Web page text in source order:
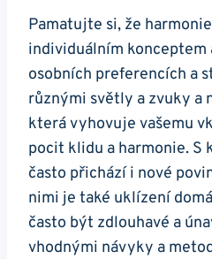
Pamatujte si, že
individuálním konceptem
osobních preferencích a
různými světly a zvuky a
která vyhovuje vašemu
pocit klidu a harmonie. S
často přichází i nové
nimi je také uklízení
často být zdlouhavé a
vhodnými návyky a